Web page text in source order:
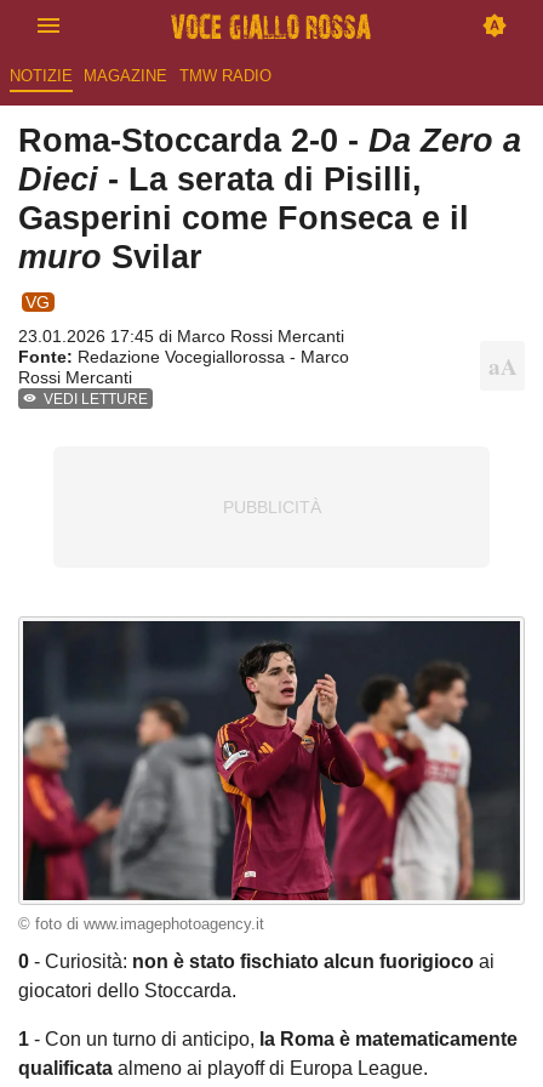
NOTIZIE MAGAZINE TMW RADIO
Roma-Stoccarda 2-0 - Da Zero a
Dieci - La serata di Pisilli,
Gasperini come Fonseca e il
muro Svilar
VG
23.01.2026 17:45 di Marco Rossi Mercanti
Fonte: Redazione Vocegiallorossa - Marco
Rossi Mercanti
VEDI LETTURE
© foto di www.imagephotoagency.it
0 - Curiosità: non è stato fischiato alcun fuorigioco ai
giocatori dello Stoccarda.
1 - Con un turno di anticipo, la Roma è matematicamente
qualificata almeno ai playoff di Europa League.